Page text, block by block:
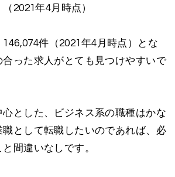
2021年4月時点）
件（2021年4月時点）とな
合った求人がとても見つけやすいで
とした、ビジネス系の職種はかな
職として転職したいのであれば、必
間違いなしです。